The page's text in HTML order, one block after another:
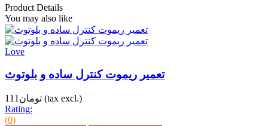
Product Details
You may also like
Love
تعمیر ریموت کنترل ساده و بلوتوث
تومان111 (tax excl.)
Rating:
(0)